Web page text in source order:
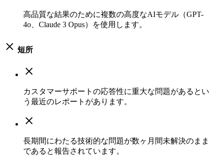
高品質な結果のために複数の高度なAIモデル（GPT-
4o、Claude 3 Opus）を使用します。
短所
カスタマーサポートの応答性に重大な問題があるとい
う最近のレポートがあります。
長期間にわたる技術的な問題が数ヶ月間未解決のまま
であると報告されています。